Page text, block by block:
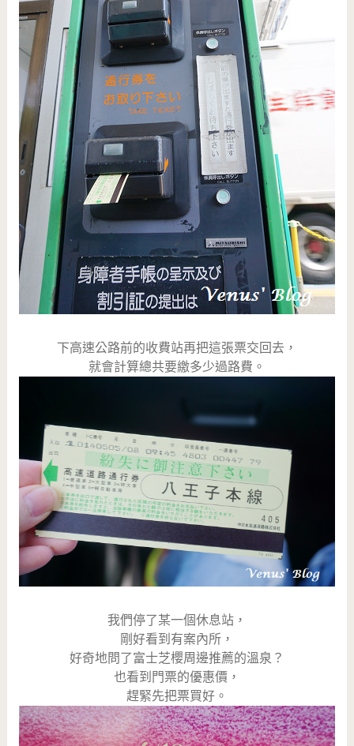
下高速公路前的收費站再把這張票交回去，
就會計算總共要繳多少過路費。
我們停了某一個休息站，
剛好看到有案內所，
好奇地問了富士芝櫻周邊推薦的溫泉？
也看到門票的優惠價，
趕緊先把票買好。